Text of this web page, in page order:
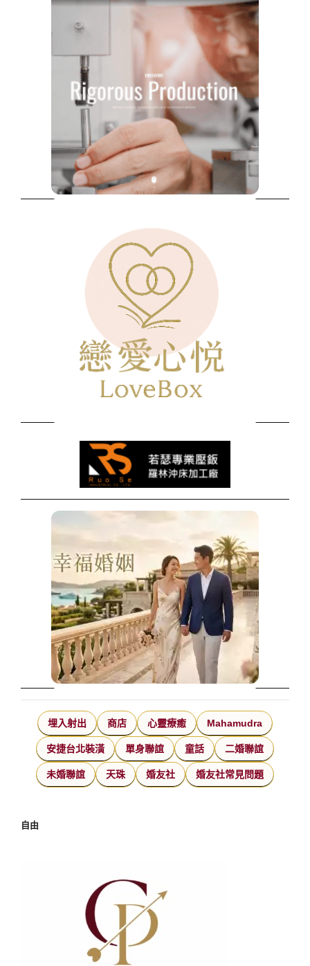
埋入射出 商店 心靈療癒 Mahamudra
安捷台北裝潢 單身聯誼 童話 二婚聯誼
未婚聯誼 天珠 婚友社 婚友社常見問題
自由